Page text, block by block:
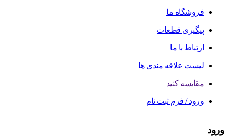
فروشگاه ما
پیگیری قطعات
ارتباط با ما
لیست علاقه مندی ها
مقایسه کنید
ورود / فرم ثبت نام
ورود